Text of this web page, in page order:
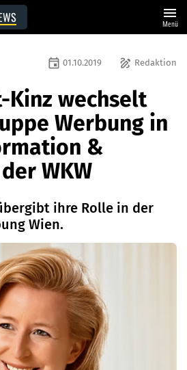
menu
Menü
draw Redaktion
event 01.10.2019
wechselt
Werbung in
&
WKW
ihre Rolle in der
Wien.